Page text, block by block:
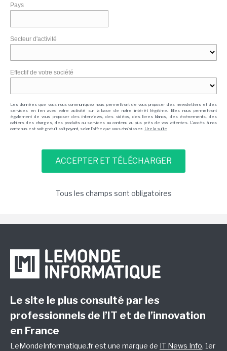
Pays
Secteur d'activité
Effectif de votre société
Les données que vous nous communiquez nous permettront de vous proposer des newsletters et des
services en lien avec votre activité sur la base de notre intérêt légitime. Elles nous permettront
également de vous proposer des interviews, des vidéos, des livres blancs, des événements, des
cahiers des charges, des produits ou services au contenu au plus près de vos attentes. L'accès à nos
contenus est soit gratuit soit payant, selon l'offre que vous choisissez. Lire la suite
Tous les champs sont obligatoires
Le site le plus consulté par les
professionnels de l’IT et de l’innovation
en France
LeMondeInformatique.fr est une marque de IT News Info, 1er